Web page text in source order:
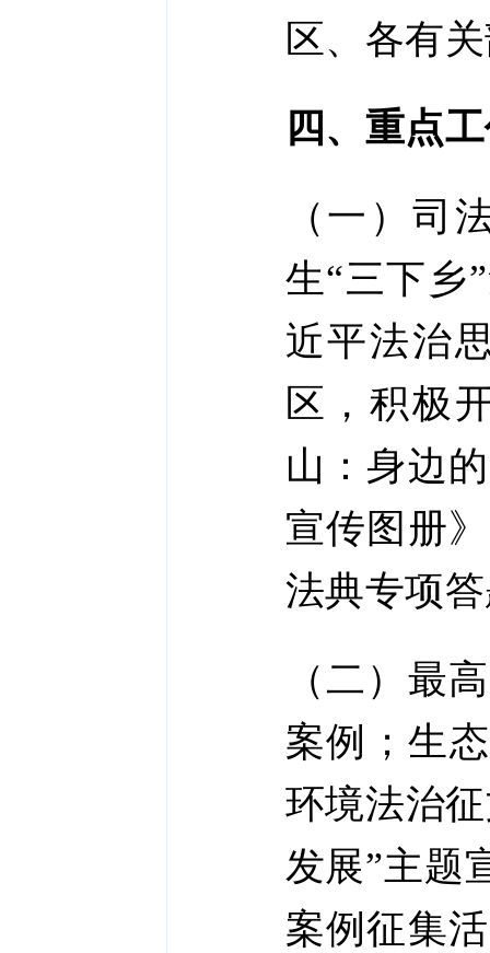
区、各有
四、重点
（一）司
生“三下乡
近平法治
区，积极
山：身边
宣传图册
法典专项
（二）最
案例；生
环境法治
发展”主题
案例征集